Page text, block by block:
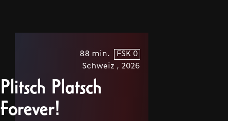
88 min.
FSK 0
Schweiz , 2026
Plitsch Platsch
Forever!